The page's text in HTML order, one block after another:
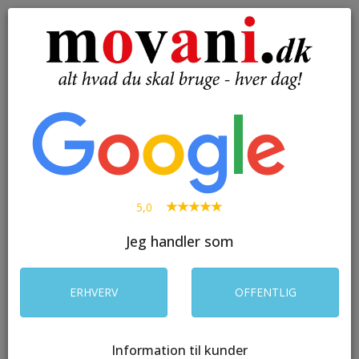
Toggle
5,0
Jeg handler som
ERHVERV OFFENTLIG
Information til kunder